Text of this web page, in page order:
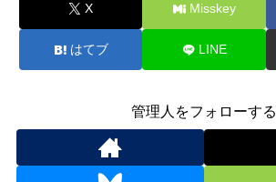
X Misskey
はてブ LINE
管理人をフォローする